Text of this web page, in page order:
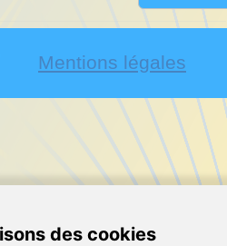
Mentions légales